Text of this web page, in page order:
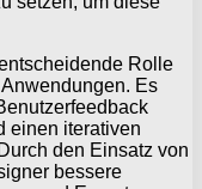
Rolle
Es
einen iterativen
den Einsatz von
bessere